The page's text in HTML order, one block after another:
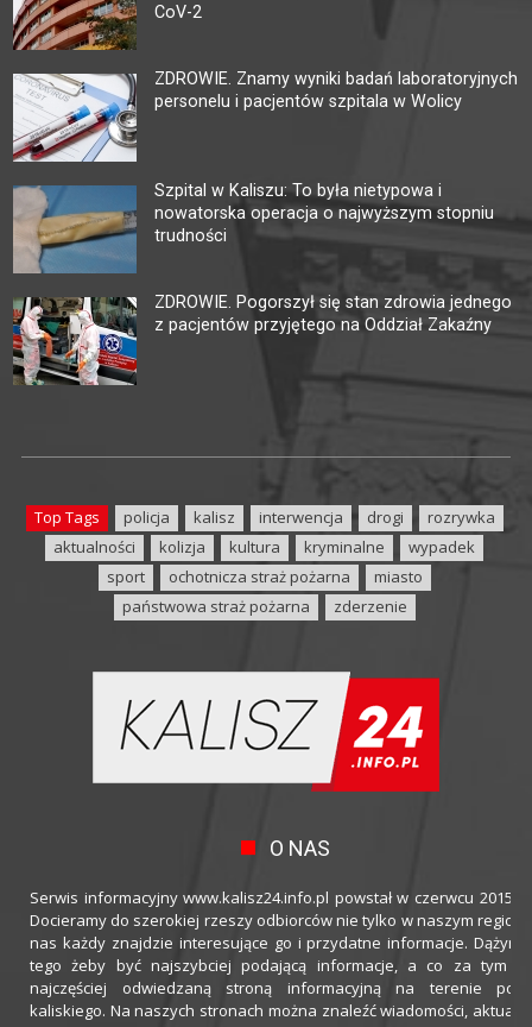
CoV-2
ZDROWIE. Znamy wyniki badań laboratoryjnych
personelu i pacjentów szpitala w Wolicy
Szpital w Kaliszu: To była nietypowa i
nowatorska operacja o najwyższym stopniu
trudności
ZDROWIE. Pogorszył się stan zdrowia jednego
z pacjentów przyjętego na Oddział Zakaźny
Top Tags policja kalisz interwencja drogi
rozrywka
aktualności
kolizja kultura kryminalne
wypadek
sport
ochotnicza straż pożarna
miasto
państwowa straż pożarna
zderzenie
O NAS
Serwis informacyjny www.kalisz24.info.pl powstał w czerwcu 2015
Docieramy do szerokiej rzeszy odbiorców nie tylko w naszym
nas każdy znajdzie interesujące go i przydatne informacje.
tego żeby być najszybciej podającą informacje, a co za tym
najczęściej odwiedzaną stroną informacyjną na terenie
kaliskiego. Na naszych stronach można znaleźć wiadomości,